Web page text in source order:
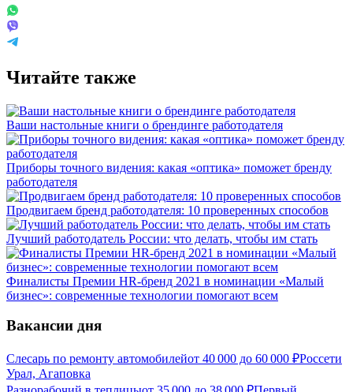
Читайте также
Ваши настольные книги о брендинге работодателя
Приборы точного видения: какая «оптика» поможет бренду
работодателя
Продвигаем бренд работодателя: 10 проверенных способов
Лучший работодатель России: что делать, чтобы им стать
Финалисты Премии HR-бренд 2021 в номинации «Малый
бизнес»: современные технологии помогают всем
Вакансии дня
Слесарь по ремонту автомобилейот 40 000 до 60 000 ₽Россети
Урал, Агаповка